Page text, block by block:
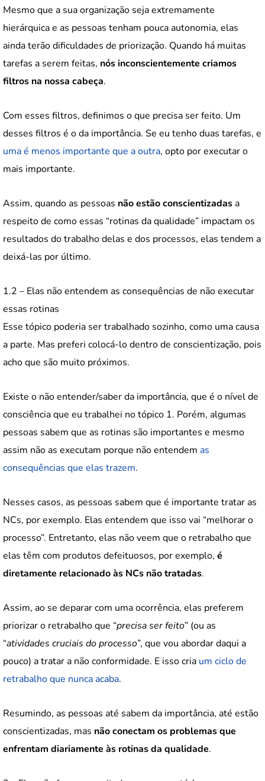
Mesmo que a sua organização seja extremamente
hierárquica e as pessoas tenham pouca autonomia, elas
ainda terão dificuldades de priorização. Quando há muitas
tarefas a serem feitas, nós inconscientemente criamos
filtros na nossa cabeça.
Com esses filtros, definimos o que precisa ser feito. Um
desses filtros é o da importância. Se eu tenho duas tarefas, e
uma é menos importante que a outra, opto por executar o
mais importante.
Assim, quando as pessoas não estão conscientizadasa
respeito de como essas “rotinas da qualidade” impactam os
resultados do trabalho delas e dos processos, elas tendem a
deixá-las por último.
1.2 – Elas não entendem as consequências de não executar
essas rotinas
Esse tópico poderia ser trabalhado sozinho, como uma causa
a parte. Mas preferi colocá-lo dentro de conscientização, pois
acho que são muito próximos.
Existe o não entender/saber da importância, que é o nível de
consciência que eu trabalhei no tópico 1. Porém, algumas
pessoas sabem que as rotinas são importantes e mesmo
assim não as executam porque não entendem as
consequências que elas trazem.
Nesses casos, as pessoas sabem que é importante tratar as
NCs, por exemplo. Elas entendem que isso vai “melhorar o
processo”. Entretanto, elas não veem que o retrabalho que
elas têm com produtos defeituosos, por exemplo, é
diretamente relacionado às NCs não tratadas.
Assim, ao se deparar com uma ocorrência, elas preferem
priorizar o retrabalho que “precisa ser feito” (ou as
“atividades cruciais do processo”, que vou abordar daqui a
pouco) a tratar a não conformidade. E isso cria um ciclo de
retrabalho que nunca acaba.
Resumindo, as pessoas até sabem da importância, até estão
conscientizadas, mas não conectam os problemas que
enfrentam diariamente às rotinas da qualidade.